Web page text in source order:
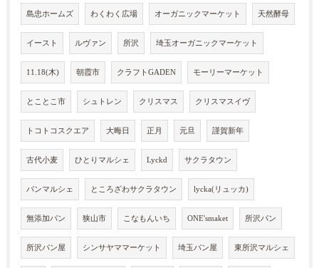
島忠ホームズ わくわく広場 オーガニックマーケット 天然酵母
イースト ルヴァン 所沢 埼玉オーガニックマーケット
11.18(木) 朝霞市 クラフトGADEN モーリーマーケット
とことこ市 シュトレン クリスマス クリスマスイヴ
トコトコスクエア 大晦日 正月 元旦 謹賀新年
古代小麦 ひとりマルシェ Lyckd サクラタウン
パンマルシェ ところざわサクラタウン lycka(リュッカ)
無添加パン 狭山市 こなもんいち ONE'smaket 所沢パン
所沢パン屋 シンサヤママーケット 埼玉パン屋 東所沢マルシェ